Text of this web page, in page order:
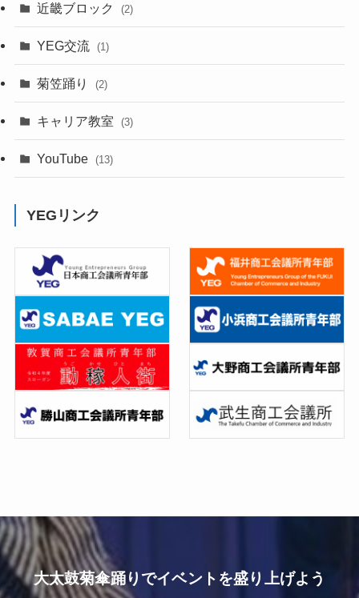
近畿ブロック (2)
YEG交流 (1)
菊笠踊り (2)
キャリア教室 (3)
YouTube (13)
YEGリンク
大太鼓菊傘踊りでイベントを盛り上げよう